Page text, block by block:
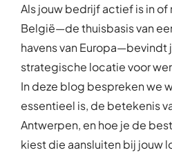
Als jouw bedrijf actief is in of
België—de thuisbasis van
havens van Europa—bevindt
strategische locatie voor
In deze blog bespreken we
essentieel is, de betekenis
Antwerpen, en hoe je de
kiest die aansluiten bij jouw